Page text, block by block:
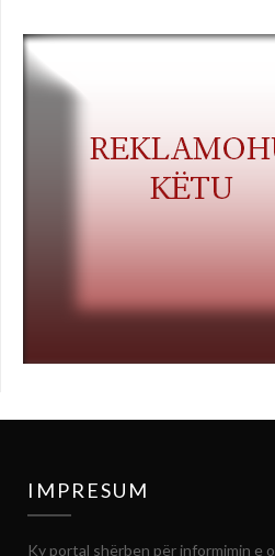
IMPRESUM
Ky portal shërben për informimin e